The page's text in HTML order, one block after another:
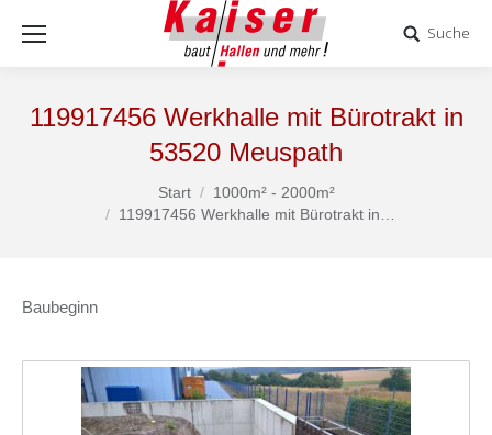
Suche
119917456 Werkhalle mit Bürotrakt in
53520 Meuspath
Sie befinden sich hier:
Start
1000m² - 2000m²
119917456 Werkhalle mit Bürotrakt in…
Baubeginn